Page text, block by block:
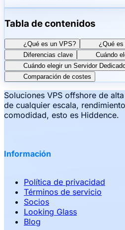
Tabla de contenidos
¿Qué es un VPS?
¿Qué es
Diferencias clave
Cuándo
Cuándo elegir un Servidor
Comparación de costes
Soluciones VPS offshore de
de cualquier escala,
comodidad, esto es Hiddence.
Información
Política de privacidad
Términos de servicio
Socios
Looking Glass
Blog